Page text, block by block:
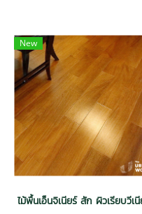
New
ไม้พื้นเอ็นจิเนียร์ สัก ผิวเรียบวีเ